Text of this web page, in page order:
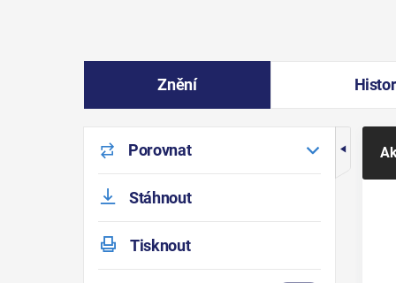
Znění
Porovnat
Stáhnout
Tisknout